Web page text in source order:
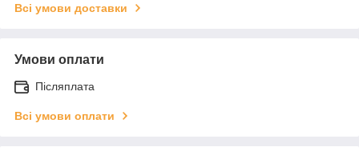
Всі умови доставки
Умови оплати
Післяплата
Всі умови оплати